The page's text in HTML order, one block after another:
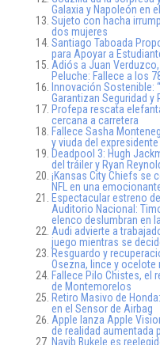
Galaxia y Napoleón en
Sujeto con hacha
dos mujeres
Santiago Taboada
para Apoyar a
Adiós a Juan Verduzco,
Peluche: Fallece a los
Innovación Sostenible:
Garantizan Seguridad y
Profepa rescata
cercana a carretera
Fallece Sasha
y viuda del
Deadpool 3: Hugh
del tráiler y Ryan
¡Kansas City Chiefs se
NFL en una
Espectacular estreno de
Auditorio Nacional:
elenco deslumbran en
Audi advierte a
juego mientras se
Resguardo y
Osezna, lince y ocelote
Fallece Pilo Chistes, el
de Montemorelos
Retiro Masivo de
en el Sensor de Airbag
Apple lanza Apple
de realidad aumentada
Nayib Bukele es